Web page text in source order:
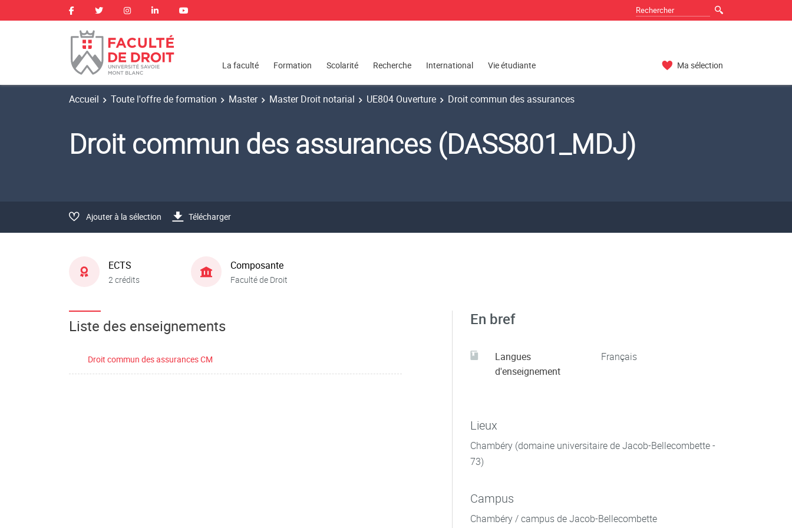
La faculté Formation Scolarité Recherche International Vie étudiante Ma sélection
Accueil Toute l'offre de formation Master Master Droit notarial UE804 Ouverture Droit commun des assurances
Droit commun des assurances (DASS801_MDJ)
Ajouter à la sélection Télécharger
ECTS
2 crédits
Composante
Faculté de Droit
Liste des enseignements
Droit commun des assurances CM
En bref
Langues
d'enseignement
Français
Lieux
Chambéry (domaine universitaire de Jacob-Bellecombette -
73)
Campus
Chambéry / campus de Jacob-Bellecombette